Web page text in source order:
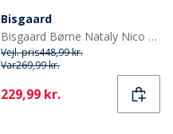
Bisgaard
Bisgaard Børne Nataly Nico Sandal Dark Brown
Vejl. pris448,99 kr.
Var269,99 kr.
Current
229,99 kr.